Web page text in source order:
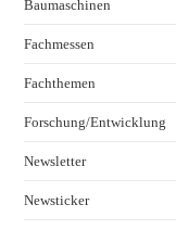
Baumaschinen
Fachmessen
Fachthemen
Forschung/Entwicklung
Newsletter
Newsticker